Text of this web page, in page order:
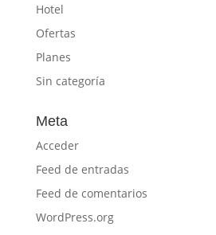
Hotel
Ofertas
Planes
Sin categoría
Meta
Acceder
Feed de entradas
Feed de comentarios
WordPress.org